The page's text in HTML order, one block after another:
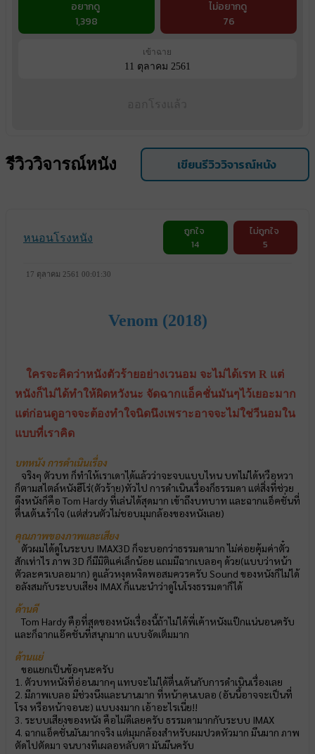
อยากดู
1,398
ไม่อยากดู
76
เข้าฉาย
11 ตุลาคม 2561
รีวิววิจารณ์หนัง เขียนรีวิววิจารณ์หนัง
หนอนโรงหนัง
ถูกใจ
14
ไม่ถูกใจ
5
17 ตุลาคม 2561 00:01:30
Venom (2018)
ใครจะคิดว่าหนังตัวร้ายอย่างเวนอม จะไม่ได้เรท R แต่
หนังก็ไม่ได้ทำให้ผิดหวังนะ จัดฉากแอ็คชั่นมันๆไว้เยอะมาก
แต่ก่อนดูอาจจะต้องทำใจนิดนึงเพราะอาจจะไม่ใช่วีนอมใน
แบบที่เราคิด
บทหนัง การดำเนินเรื่อง
จริงๆ ตัวบท ก็ทำให้เราเดาได้แล้วว่าจะจบแบบไหน บทไม่ได้หวือหวา
ก็ตามสไตล์หนังฮีโร่(ตัวร้าย)ทั่วไป การดำเนินเรื่องก็ธรรมดา แต่สิ่งที่ช่วย
ดึงหนังก็คือ Tom Hardy ที่เล่นได้สุดมาก เข้าถึงบทบาท และฉากแอ็คชั่นที่
ตื่นเต้นเร้าใจ (แต่ส่วนตัวไม่ชอบมุมกล้องของหนังเลย)
คุณภาพของภาพและเสียง
ตัวผมได้ดูในระบบ IMAX3D ก็จะบอกว่าธรรมดามาก ไม่ค่อยคุ้มค่าตั๋ว
สักเท่าไร ภาพ 3D ก็มีมิติแค่เล็กน้อย แถมมีฉากเบลอๆ ด้วย(แบบว่าหน้า
ตัวละครเบลอมาก) ดูแล้วหงุดหงิดพอสมควรครับ Sound ของหนังก็ไม่ได้
อลังสมกับระบบเสียง IMAX ก็แนะนำว่าดูในโรงธรรมดาก็ได้
ด้านดี
Tom Hardy คือที่สุดของหนังเรื่องนี้ถ้าไม่ได้พี่เค้าหนังแป๊กแน่นอนครับ
และก็ฉากแอ๊คชั่นที่สนุกมาก แบบจัดเต็มมาก
ด้านแย่
ขอแยกเป็นข้อๆนะครับ
1. ตัวบทหนังที่อ่อนมากๆ แทบจะไม่ได้ตื่นเต้นกับการดำเนินเรื่องเลย
2. มีภาพเบลอ มีช่วงนึงและนานมาก ที่หน้าคนเบลอ (อันนี้อาจจะเป็นที่
โรง หรือหน้าจอนะ) แบบงงมาก เอ้าอะไรเนี่ย!!
3. ระบบเสียงของหนัง คือไม่ดีเลยครับ ธรรมดามากกับระบบ IMAX
4. ฉากแอ็คชั่นมันมากจริง แต่มุมกล้องสำหรับผมปวดหัวมาก มึนมาก ภาพ
ตัดไปตัดมา จนบางทีเผลอหลับตา มันมึนครับ